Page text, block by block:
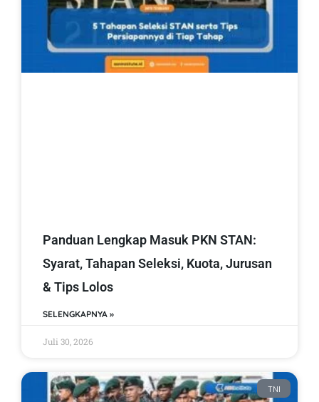
Panduan Lengkap Masuk PKN STAN:
Syarat, Tahapan Seleksi, Kuota, Jurusan
& Tips Lolos
SELENGKAPNYA »
Juli 30, 2026
TNI